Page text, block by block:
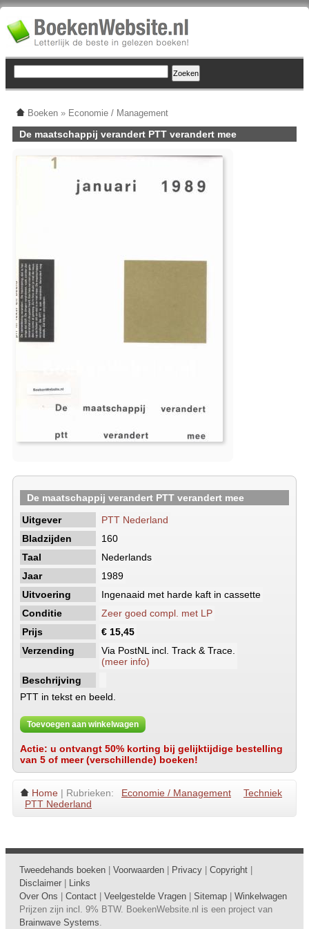
Boeken » Economie / Management
De maatschappij verandert PTT verandert mee
De maatschappij verandert PTT verandert mee
Uitgever
PTT Nederland
Bladzijden
160
Taal
Nederlands
Jaar
1989
Uitvoering
Ingenaaid met harde kaft in cassette
Conditie
Zeer goed compl. met LP
Prijs
€ 15,45
Verzending
Via PostNL incl. Track & Trace.
(meer info)
Beschrijving
PTT in tekst en beeld.
Toevoegen aan winkelwagen
Actie: u ontvangt 50% korting bij gelijktijdige bestelling
van 5 of meer (verschillende) boeken!
Home | Rubrieken: Economie / Management
Techniek
PTT Nederland
Tweedehands boeken Voorwaarden Privacy Copyright
Disclaimer
Links
Over Ons
Contact Veelgestelde Vragen Sitemap
Winkelwagen
Prijzen zijn incl. 9% BTW. BoekenWebsite.nl is een project van
Brainwave Systems.